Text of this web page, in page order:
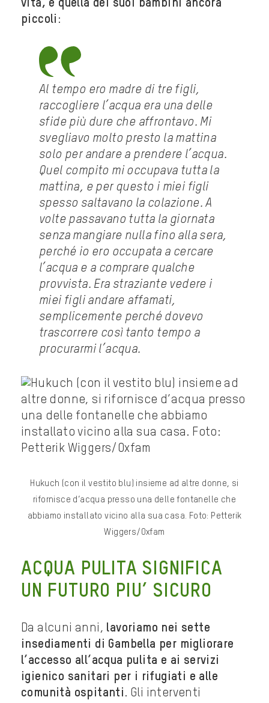
vita, e quella dei suoi bambini ancora
piccoli :
Al tempo ero madre di tre figli,
raccogliere l’acqua era una delle
sfide più dure che affrontavo. Mi
svegliavo molto presto la mattina
solo per andare a prendere l’acqua.
Quel compito mi occupava tutta la
mattina, e per questo i miei figli
spesso saltavano la colazione. A
volte passavano tutta la giornata
senza mangiare nulla fino alla sera,
perché io ero occupata a cercare
l’acqua e a comprare qualche
provvista. Era straziante vedere i
miei figli andare affamati,
semplicemente perché dovevo
trascorrere così tanto tempo a
procurarmi l’acqua.
Hukuch (con il vestito blu) insieme ad altre donne, si
rifornisce d’acqua presso una delle fontanelle che
abbiamo installato vicino alla sua casa. Foto: Petterik
Wiggers/Oxfam
ACQUA PULITA SIGNIFICA
UN FUTURO PIU’ SICURO
Da alcuni anni, lavoriamo nei sette
insediamenti di Gambella per migliorare
l’accesso all’acqua pulita e ai servizi
igienico sanitari per i rifugiati e alle
comunità ospitanti . Gli interventi